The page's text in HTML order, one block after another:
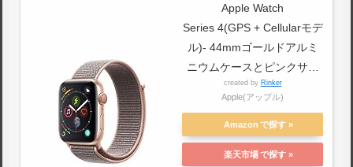
Apple Watch
Series 4(GPS + Cellularモデ
ル)- 44mmゴールドアルミ
ニウムケースとピンクサン
ドスポーツループ
created by Rinker
Apple(アップル)
Amazon
楽天市場